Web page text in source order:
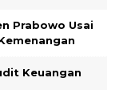
Prabowo Usai
Keuangan